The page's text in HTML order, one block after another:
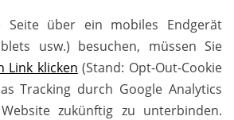
Seite über ein mobiles Endgerät
usw.) besuchen, müssen Sie
Link klicken (Stand: Opt-Out-Cookie
Tracking durch Google Analytics
zukünftig zu unterbinden.